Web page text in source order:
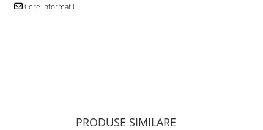
Cere informatii
PRODUSE SIMILARE